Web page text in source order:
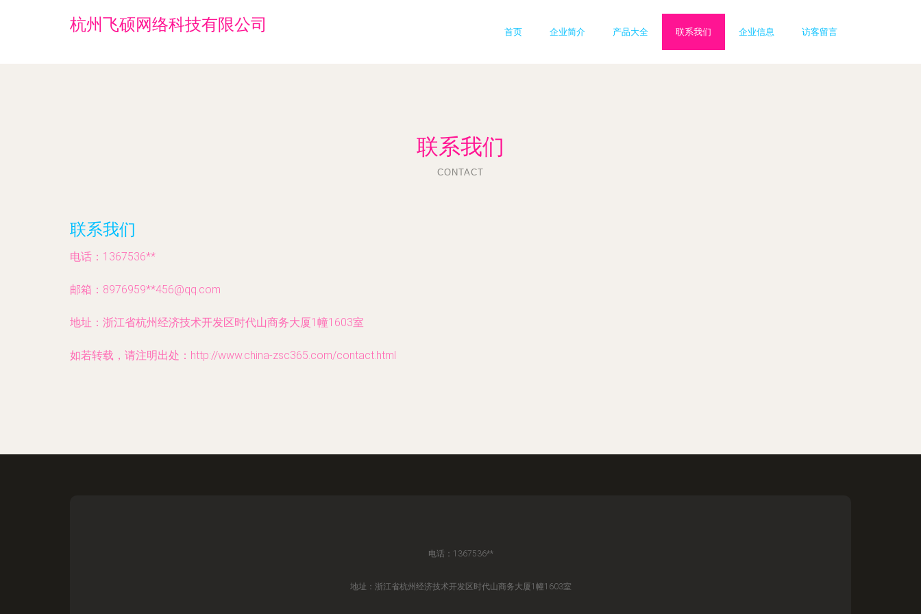
杭州飞硕网络科技有限公司 首页 企业简介 产品大全 联系我们 企业信息 访客留言
联系我们
CONTACT
联系我们
电话：1367536**
邮箱：8976959**456@qq.com
地址：浙江省杭州经济技术开发区时代山商务大厦1幢1603室
如若转载，请注明出处：http://www.china-zsc365.com/contact.html
电话：1367536**
地址：浙江省杭州经济技术开发区时代山商务大厦1幢1603室